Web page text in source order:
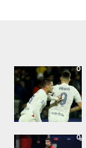
0
0